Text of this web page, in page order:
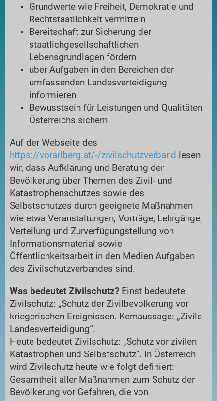
Grundwerte wie Freiheit, Demokratie und
Rechtstaatlichkeit vermitteln
Bereitschaft zur Sicherung der
staatlichgesellschaftlichen
Lebensgrundlagen fördern
über Aufgaben in den Bereichen der
umfassenden Landesverteidigung
informieren
Bewusstsein für Leistungen und Qualitäten
Österreichs sichern
Auf der Webseite des
https://vorarlberg.at/-/zivilschutzverband lesen
wir, dass Aufklärung und Beratung der
Bevölkerung über Themen des Zivil- und
Katastrophenschutzes sowie des
Selbstschutzes durch geeignete Maßnahmen
wie etwa Veranstaltungen, Vorträge, Lehrgänge,
Verteilung und Zurverfügungstellung von
Informationsmaterial sowie
Öffentlichkeitsarbeit in den Medien Aufgaben
des Zivilschutzverbandes sind.
Was bedeutet Zivilschutz? Einst bedeutete
Zivilschutz: „Schutz der Zivilbevölkerung vor
kriegerischen Ereignissen. Kernaussage: „Zivile
Landesverteidigung“.
Heute bedeutet Zivilschutz: „Schutz vor zivilen
Katastrophen und Selbstschutz“. In Österreich
wird Zivilschutz heute wie folgt definiert:
Gesamtheit aller Maßnahmen zum Schutz der
Bevölkerung vor Gefahren, die von